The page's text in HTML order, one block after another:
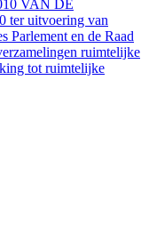
VAN DE
ter uitvoering van
Parlement en de Raad
ruimtelijke
tot ruimtelijke